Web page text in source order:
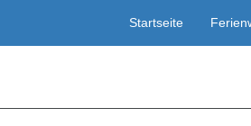
Startseite